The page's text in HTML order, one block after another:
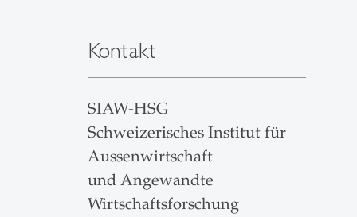
Kontakt
SIAW-HSG
Schweizerisches Institut für
Aussenwirtschaft
und Angewandte
Wirtschaftsforschung